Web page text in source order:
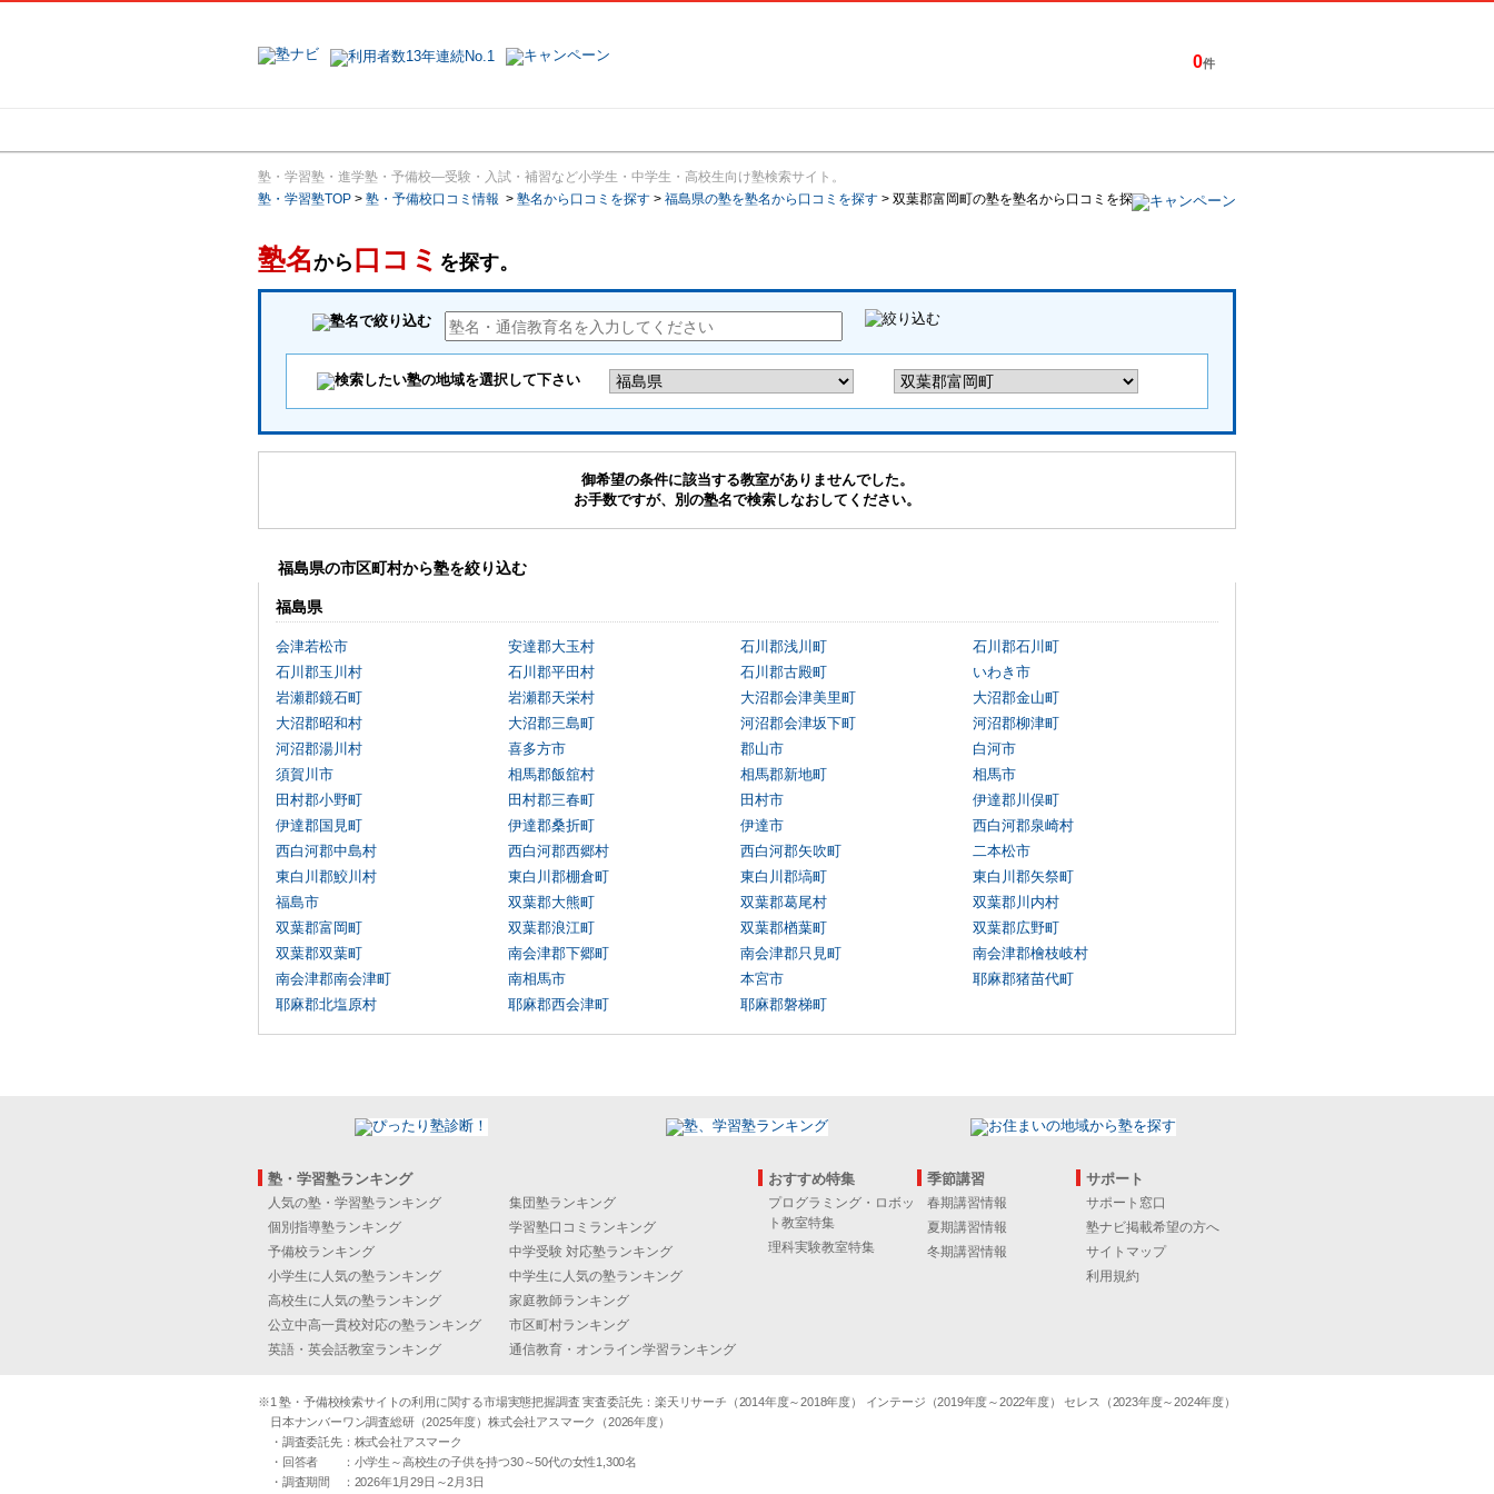
0件
塾・学習塾・進学塾・予備校―受験・入試・補習など小学生・中学生・高校生向け塾検索サイト。
塾・学習塾TOP > 塾・予備校口コミ情報 > 塾名から口コミを探す > 福島県の塾を塾名から口コミを探す > 双葉郡富岡町の塾を塾名から口コミを探す
塾名から 口コミ を探す。
御希望の条件に該当する教室がありませんでした。
お手数ですが、別の塾名で検索しなおしてください。
福島県の市区町村から塾を絞り込む
福島県
会津若松市 安達郡大玉村 石川郡浅川町
石川郡石川町
石川郡玉川村
石川郡平田村 石川郡古殿町
いわき市
岩瀬郡鏡石町
岩瀬郡天栄村 大沼郡会津美里町
大沼郡金山町
大沼郡昭和村
大沼郡三島町 河沼郡会津坂下町
河沼郡柳津町
河沼郡湯川村
喜多方市 郡山市
白河市
須賀川市
相馬郡飯舘村 相馬郡新地町
相馬市
田村郡小野町
田村郡三春町 田村市
伊達郡川俣町
伊達郡国見町
伊達郡桑折町 伊達市
西白河郡泉崎村
西白河郡中島村
西白河郡西郷村 西白河郡矢吹町
二本松市
東白川郡鮫川村
東白川郡棚倉町 東白川郡塙町
東白川郡矢祭町
福島市
双葉郡大熊町 双葉郡葛尾村
双葉郡川内村
双葉郡富岡町
双葉郡浪江町 双葉郡楢葉町
双葉郡広野町
双葉郡双葉町
南会津郡下郷町 南会津郡只見町
南会津郡檜枝岐村
南会津郡南会津町
南相馬市 本宮市
耶麻郡猪苗代町
耶麻郡北塩原村
耶麻郡西会津町 耶麻郡磐梯町
塾・学習塾ランキング
人気の塾・学習塾ランキング
集団塾ランキング
個別指導塾ランキング
学習塾口コミランキング
予備校ランキング
中学受験 対応塾ランキング
小学生に人気の塾ランキング
中学生に人気の塾ランキング
高校生に人気の塾ランキング
家庭教師ランキング
公立中高一貫校対応の塾ランキング
市区町村ランキング
英語・英会話教室ランキング
通信教育・オンライン学習ランキング
おすすめ特集
プログラミング・ロボッ
ト教室特集
理科実験教室特集
季節講習
春期講習情報
夏期講習情報
冬期講習情報
サポート
サポート窓口
塾ナビ掲載希望の方へ
サイトマップ
利用規約
※1 塾・予備校検索サイトの利用に関する市場実態把握調査 実査委託先：楽天リサーチ（2014年度～2018年度） インテージ（2019年度～2022年度） セレス（2023年度～2024年度）
日本ナンバーワン調査総研（2025年度）株式会社アスマーク（2026年度）
・調査委託先：株式会社アスマーク
・回答者 ：小学生～高校生の子供を持つ30～50代の女性1,300名
・調査期間 ：2026年1月29日～2月3日